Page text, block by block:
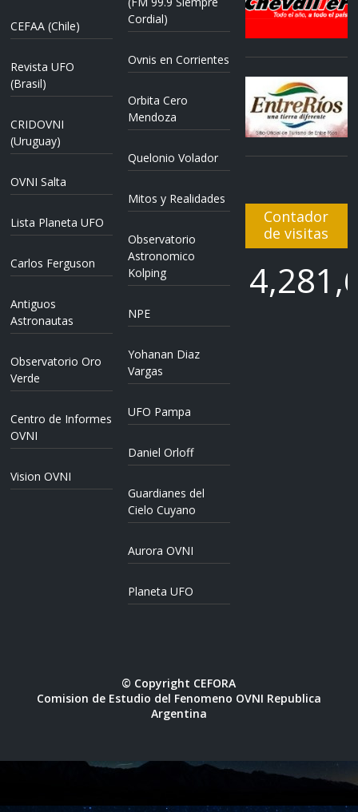
CEFAA (Chile)
Revista UFO
(Brasil)
CRIDOVNI
(Uruguay)
OVNI Salta
Lista Planeta UFO
Carlos Ferguson
Antiguos
Astronautas
Observatorio Oro
Verde
Centro de Informes
OVNI
Vision OVNI
Cordial)
Ovnis en Corrientes
Orbita Cero
Mendoza
Quelonio Volador
Mitos y Realidades
Observatorio
Astronomico
Kolping
NPE
Yohanan Diaz
Vargas
UFO Pampa
Daniel Orloff
Guardianes del
Cielo Cuyano
Aurora OVNI
Planeta UFO
Contador
de visitas
© Copyright CEFORA
Comision de Estudio del Fenomeno OVNI Republica
Argentina